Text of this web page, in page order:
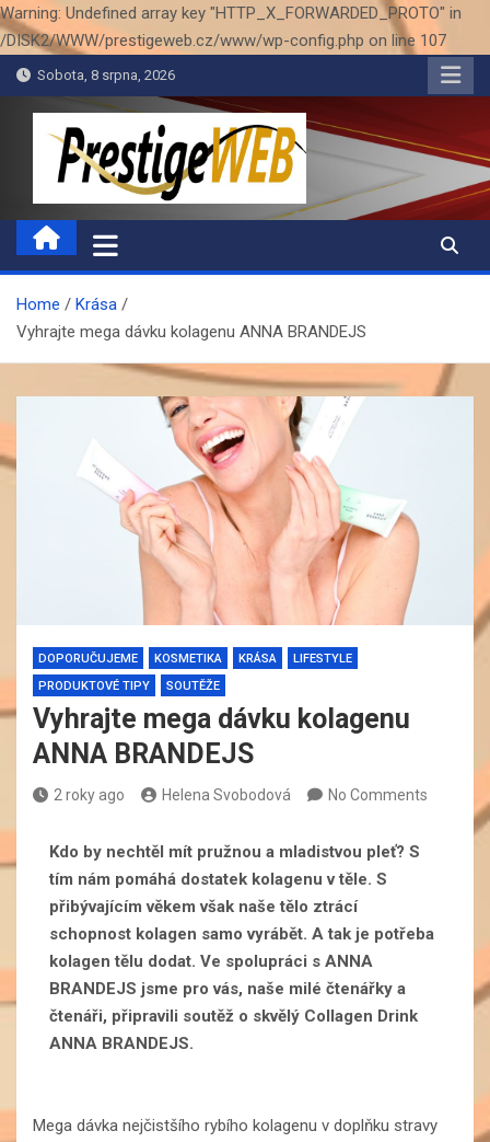
Warning: Undefined array key "HTTP_X_FORWARDED_PROTO" in
/DISK2/WWW/prestigeweb.cz/www/wp-config.php on line 107
Skip
to
Sobota, 8 srpna, 2026
PrestigeWEB
Home
Krása
Vyhrajte mega dávku kolagenu ANNA BRANDEJS
DOPORUČUJEME KOSMETIKA KRÁSA
LIFESTYLE
PRODUKTOVÉ TIPY
SOUTĚŽE
Vyhrajte mega dávku kolagenu
ANNA BRANDEJS
2 roky ago Helena Svobodová No Comments
Kdo by nechtěl mít pružnou a mladistvou pleť? S
tím nám pomáhá dostatek kolagenu v těle. S
přibývajícím věkem však naše tělo ztrácí
schopnost kolagen samo vyrábět. A tak je potřeba
kolagen tělu dodat. Ve spolupráci s ANNA
BRANDEJS jsme pro vás, naše milé čtenářky a
čtenáři, připravili soutěž o skvělý Collagen Drink
ANNA BRANDEJS.
Mega dávka nejčistšího rybího kolagenu v doplňku stravy